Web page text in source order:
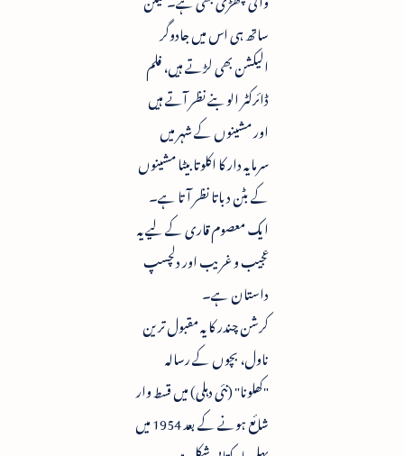
ساتھ ہی اس میں جادوگر
الیکشن بھی لڑتے ہیں، فلم
ڈائرکٹر الو بنے نظر آتے ہیں
اور مشینوں کے شہر میں
سرمایہ دار کا اکلوتا بیٹا مشینوں
کے بٹن دباتا نظر آتا ہے۔
ایک معصوم قاری کے لیے یہ
عجیب و غریب اور دلچسپ
داستان ہے۔
کرشن چندر کا یہ مقبول ترین
ناول، بچوں کے رسالہ
"کھلونا" (نئی دہلی) میں قسط وار
شائع ہونے کے بعد 1954 میں